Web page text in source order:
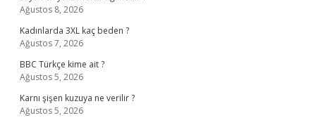
Ağustos 8, 2026
Kadınlarda 3XL kaç beden ?
Ağustos 7, 2026
BBC Türkçe kime ait ?
Ağustos 5, 2026
Karnı şişen kuzuya ne verilir ?
Ağustos 5, 2026